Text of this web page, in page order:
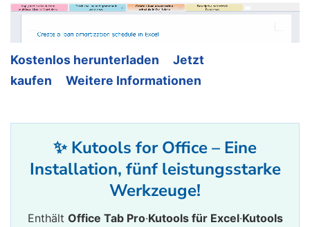
Kostenlos herunterladen
Jetzt
kaufen
Weitere Informationen
✨ Kutools for Office – Eine
Installation, fünf leistungsstarke
Werkzeuge!
Enthält Office Tab Pro·Kutools für Excel·Kutools